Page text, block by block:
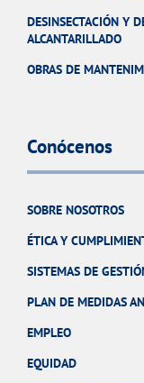
DESINSECTACIÓN Y
ALCANTARILLADO
OBRAS DE
Conócenos
SOBRE NOSOTROS
ÉTICA Y
SISTEMAS DE
PLAN DE MEDIDAS
EMPLEO
EQUIDAD